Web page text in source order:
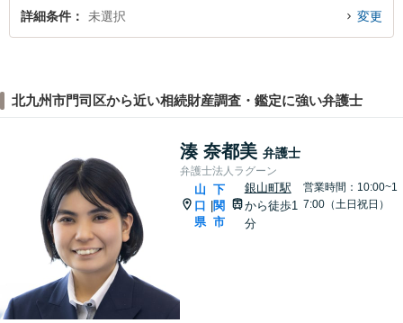
詳細条件 未選択 変更
北九州市門司区から近い相続財産調査・鑑定に強い弁護士
湊 奈都美 弁護士
弁護士法人ラグーン
山
口
県
下
関
市
銀山町駅
から徒歩1
分
営業時間：10:00~1
7:00（土日祝日）